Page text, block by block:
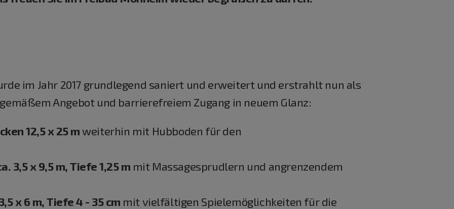
im Jahr 2017 grundlegend saniert und erweitert und erstrahlt nun als
Angebot und barrierefreiem Zugang in neuem Glanz:
12,5 x 25 mweiterhin mit Hubboden für den
3,5 x 9,5 m, Tiefe 1,25 m mit Massagesprudlern und angrenzendem
x 6 m, Tiefe 4 - 35 cm mit vielfältigen Spielemöglichkeiten für die